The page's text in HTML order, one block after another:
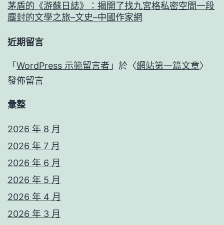
茅盾的《游蘇日誌》：揭開了找九宮格私密空間一段
塵封的文學之旅–文史–中國作家網
近期留言
「 WordPress 示範留言者 」於〈網站第一篇文章〉
發佈留言
彙整
2026 年 8 月
2026 年 7 月
2026 年 6 月
2026 年 5 月
2026 年 4 月
2026 年 3 月